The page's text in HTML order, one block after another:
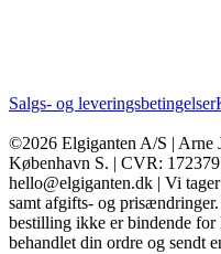
Salgs- og leveringsbetingelser
©2026 Elgiganten A/S | Arne
København S. | CVR:
hello@elgiganten.dk | Vi
samt afgifts- og
bestilling ikke er bindende
behandlet din ordre og sendt